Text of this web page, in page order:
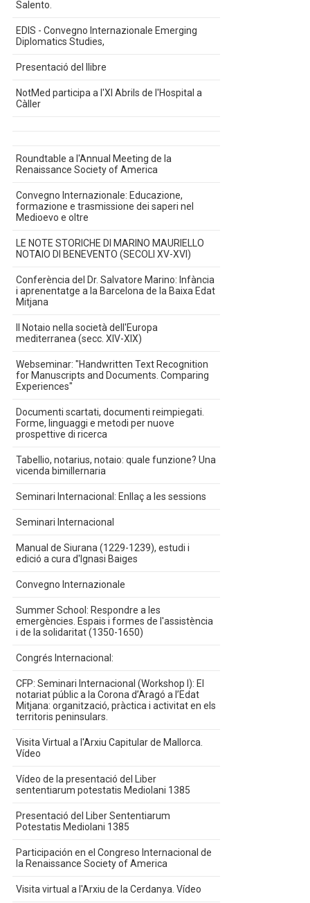
Salento.
EDIS - Convegno Internazionale Emerging
Diplomatics Studies,
Presentació del llibre
NotMed participa a l'XI Abrils de l'Hospital a
Càller
Roundtable a l'Annual Meeting de la
Renaissance Society of America
Convegno Internazionale: Educazione,
formazione e trasmissione dei saperi nel
Medioevo e oltre
LE NOTE STORICHE DI MARINO MAURIELLO
NOTAIO DI BENEVENTO (SECOLI XV-XVI)
Conferència del Dr. Salvatore Marino: Infància
i aprenentatge a la Barcelona de la Baixa Edat
Mitjana
Il Notaio nella società dell'Europa
mediterranea (secc. XIV-XIX)
Webseminar: "Handwritten Text Recognition
for Manuscripts and Documents. Comparing
Experiences"
Documenti scartati, documenti reimpiegati.
Forme, linguaggi e metodi per nuove
prospettive di ricerca
Tabellio, notarius, notaio: quale funzione? Una
vicenda bimillernaria
Seminari Internacional: Enllaç a les sessions
Seminari Internacional
Manual de Siurana (1229-1239), estudi i
edició a cura d'Ignasi Baiges
Convegno Internazionale
Summer School: Respondre a les
emergències. Espais i formes de l'assistència
i de la solidaritat (1350-1650)
Congrés Internacional:
CFP: Seminari Internacional (Workshop I): El
notariat públic a la Corona d’Aragó a l’Edat
Mitjana: organització, pràctica i activitat en els
territoris peninsulars.
Visita Virtual a l'Arxiu Capitular de Mallorca.
Vídeo
Vídeo de la presentació del Liber
sententiarum potestatis Mediolani 1385
Presentació del Liber Sententiarum
Potestatis Mediolani 1385
Participación en el Congreso Internacional de
la Renaissance Society of America
Visita virtual a l'Arxiu de la Cerdanya. Vídeo